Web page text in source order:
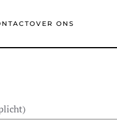
OVER ONS